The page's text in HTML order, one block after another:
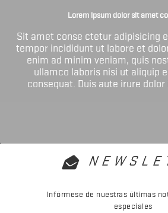
Lorem ipsum dolor sit amet
Sit amet conse ctetur adipisicing
tempor incididunt ut labore et
enim ad minim veniam, quis
ullamco laboris nisi ut aliquip
consequat. Duis aute irure dolor
Infórmese de nuestras últimas
especiales